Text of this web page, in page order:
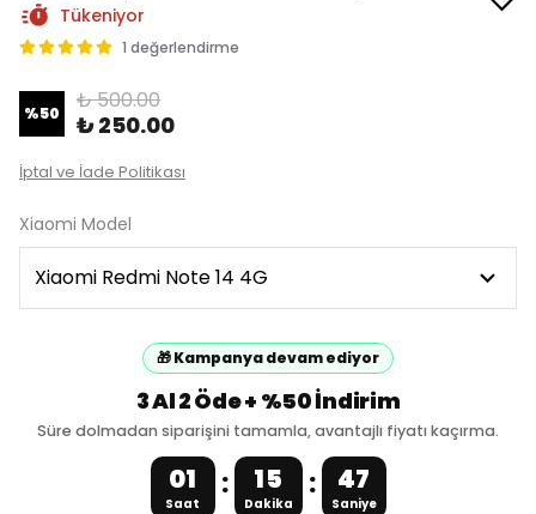
Tükeniyor
1 değerlendirme
%50 ₺ 500.00
₺ 250.00
İptal ve İade Politikası
Xiaomi Model
🎁 Kampanya devam ediyor
3 Al 2 Öde + %50 İndirim
Süre dolmadan siparişini tamamla, avantajlı fiyatı kaçırma.
01
Saat
: 15
Dakika
: 47
Saniye